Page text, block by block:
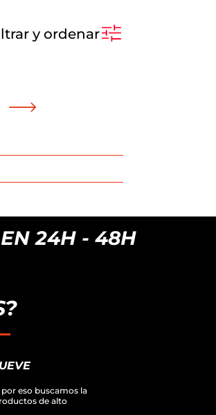
y ordenar
24H - 48H
eso buscamos la
de alto